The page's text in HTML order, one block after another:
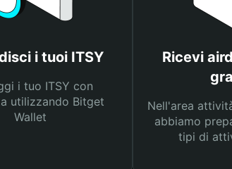
i tuoi ITSY
i tuo ITSY con
utilizzando Bitget
Wallet
Ricevi
Nell'area
abbiamo
tipi di